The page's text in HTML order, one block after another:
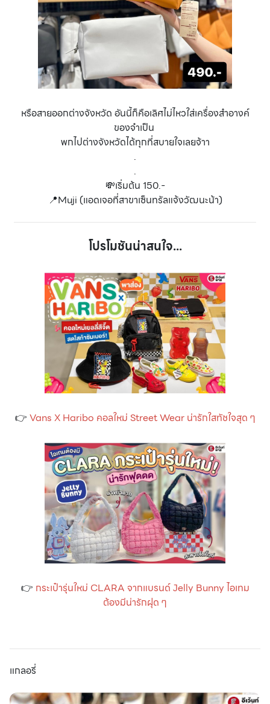
หรือสายออกต่างจังหวัด อันนี้ก็คือเลิศไม่ไหวใส่เครื่องสำอางค์
ของจำเป็น
พกไปต่างจังหวัดได้ทุกที่สบายใจเลยจ้าา
.
.
💸เริ่มต้น 150.-
📍Muji (แอดเจอที่สาขาเซ็นทรัลแจ้งวัฒนะน้า)
โปรโมชันน่าสนใจ...
👉 Vans X Haribo คอลใหม่ Street Wear น่ารักใสทัชใจสุด ๆ
👉 กระเป๋ารุ่นใหม่ CLARA จากแบรนด์ Jelly Bunny ไอเทม
ต้องมีน่ารักฝุด ๆ
แกลอรี่